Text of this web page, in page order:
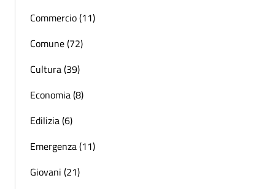
Commercio (11)
Comune (72)
Cultura (39)
Economia (8)
Edilizia (6)
Emergenza (11)
Giovani (21)